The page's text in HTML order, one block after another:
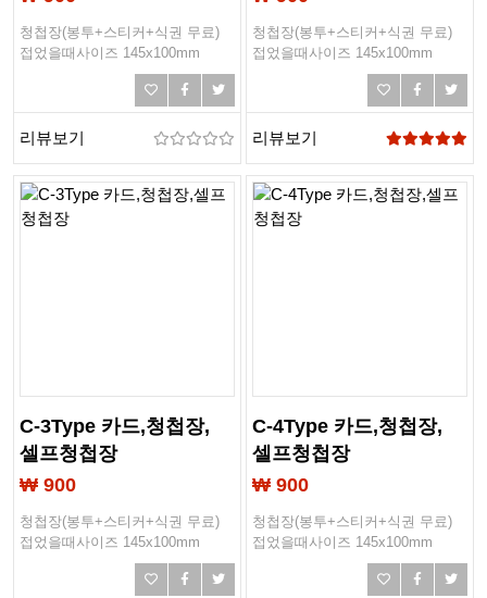
청첩장(봉투+스티커+식권 무료)
접었을때사이즈 145x100mm
작업사이즈 203x148mm
봉투사이즈 165x115mm
리뷰보기
청첩장(봉투+스티커+식권 무료)
접었을때사이즈 145x100mm
작업사이즈 203x148mm
봉투사이즈 165x115mm
리뷰보기
C-3Type 카드,청첩장,
셀프청첩장
₩ 900
청첩장(봉투+스티커+식권 무료)
접었을때사이즈 145x100mm
작업사이즈 293x103mm
봉투사이즈 165x115mm
C-4Type 카드,청첩장,
셀프청첩장
₩ 900
청첩장(봉투+스티커+식권 무료)
접었을때사이즈 145x100mm
작업사이즈 293x103mm
봉투사이즈 165x115mm